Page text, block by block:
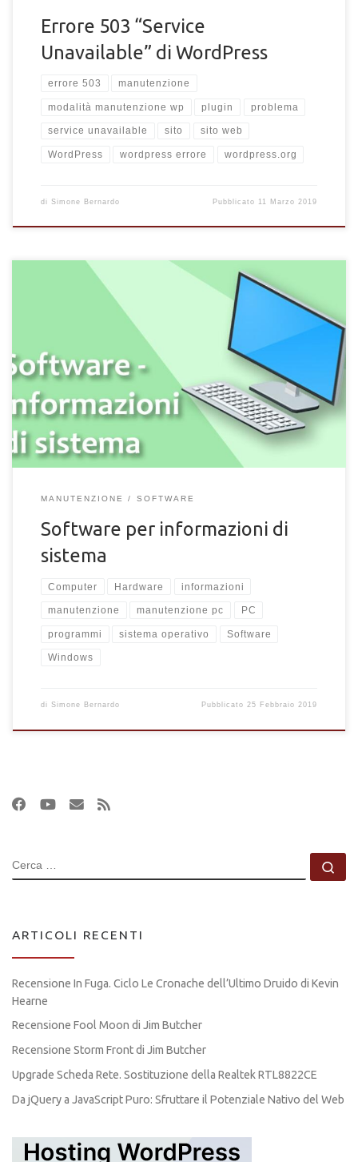
Errore 503 “Service
Unavailable” di WordPress
errore 503 manutenzione
modalità manutenzione wp plugin problema
service unavailable sito sito web
WordPress wordpress errore wordpress.org
di Simone Bernardo Pubblicato 11 Marzo 2019
Sei appassionato di PC ed hai bisogno conoscere ogni
caratteristica hardware e software del sistema in uso? Esistono
diversi metodi per analizzare il sistema e conoscere le sue
caratteristiche del proprio PC, la procedura più semplice e
banale è sicuramente “spulciare” direttamente nel pannello di
controllo del computer alla ricerca delle informazioni
necessarie. Il problema è che molto spesso le […]
MANUTENZIONE SOFTWARE
Software per informazioni di
sistema
Computer Hardware informazioni
manutenzione manutenzione pc PC
programmi sistema operativo Software
Windows
di Simone Bernardo Pubblicato 25 Febbraio 2019
CERCA
ARTICOLI RECENTI
Recensione In Fuga. Ciclo Le Cronache dell’Ultimo Druido di Kevin
Hearne
Recensione Fool Moon di Jim Butcher
Recensione Storm Front di Jim Butcher
Upgrade Scheda Rete. Sostituzione della Realtek RTL8822CE
Da jQuery a JavaScript Puro: Sfruttare il Potenziale Nativo del Web